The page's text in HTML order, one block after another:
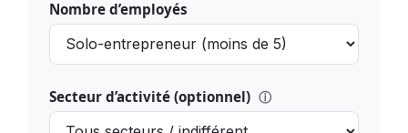
Nombre d’employés
Secteur d’activité (optionnel) ⓘ